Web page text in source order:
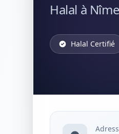
Halal à
Halal Certifié